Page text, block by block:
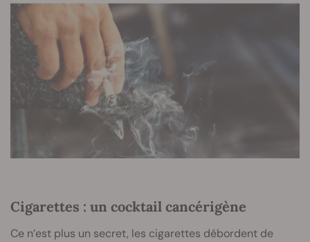
Cigarettes : un cocktail cancérigène
Ce n’est plus un secret, les cigarettes débordent de